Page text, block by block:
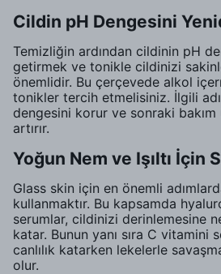
Cildin pH Dengesini
Temizliğin ardından cildinin pH
getirmek ve tonikle cildinizi
önemlidir. Bu çerçevede alkol
tonikler tercih etmelisiniz. İlgili
dengesini korur ve sonraki
artırır.
Yoğun Nem ve Işıltı İçin
Glass skin için en önemli
kullanmaktır. Bu kapsamda
serumlar, cildinizi derinlemesine
katar. Bunun yanı sıra C vitamini
canlılık katarken lekelerle
olur.